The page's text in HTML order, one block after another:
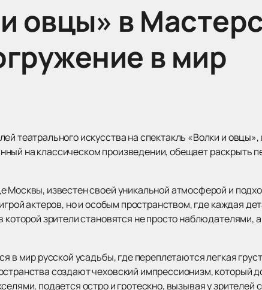
овцы» в
в мир
театрального искусства на спектакль «Волки и
на классическом произведении, обещает раскрыть
известен своей уникальной атмосферой и
актеров, но и особым пространством, где каждая
зрители становятся не просто наблюдателями,
в мир русской усадьбы, где переплетаются легкая
создают чеховский импрессионизм, который
подается остро и гротескно, вызывая у зрителей